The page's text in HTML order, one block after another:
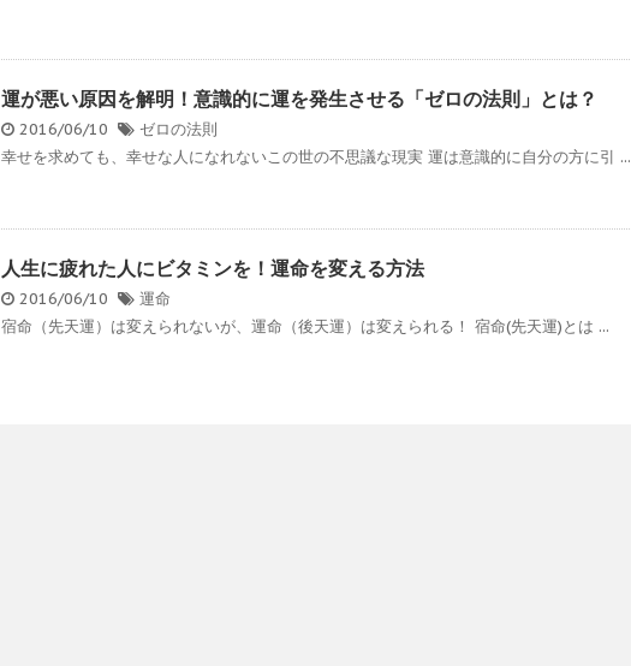
運が悪い原因を解明！意識的に運を発生させる「ゼロの法則」とは？
2016/06/10
ゼロの法則
幸せを求めても、幸せな人になれないこの世の不思議な現実 運は意識的に自分の方に引 ...
人生に疲れた人にビタミンを！運命を変える方法
2016/06/10
運命
宿命（先天運）は変えられないが、運命（後天運）は変えられる！ 宿命(先天運)とは ...